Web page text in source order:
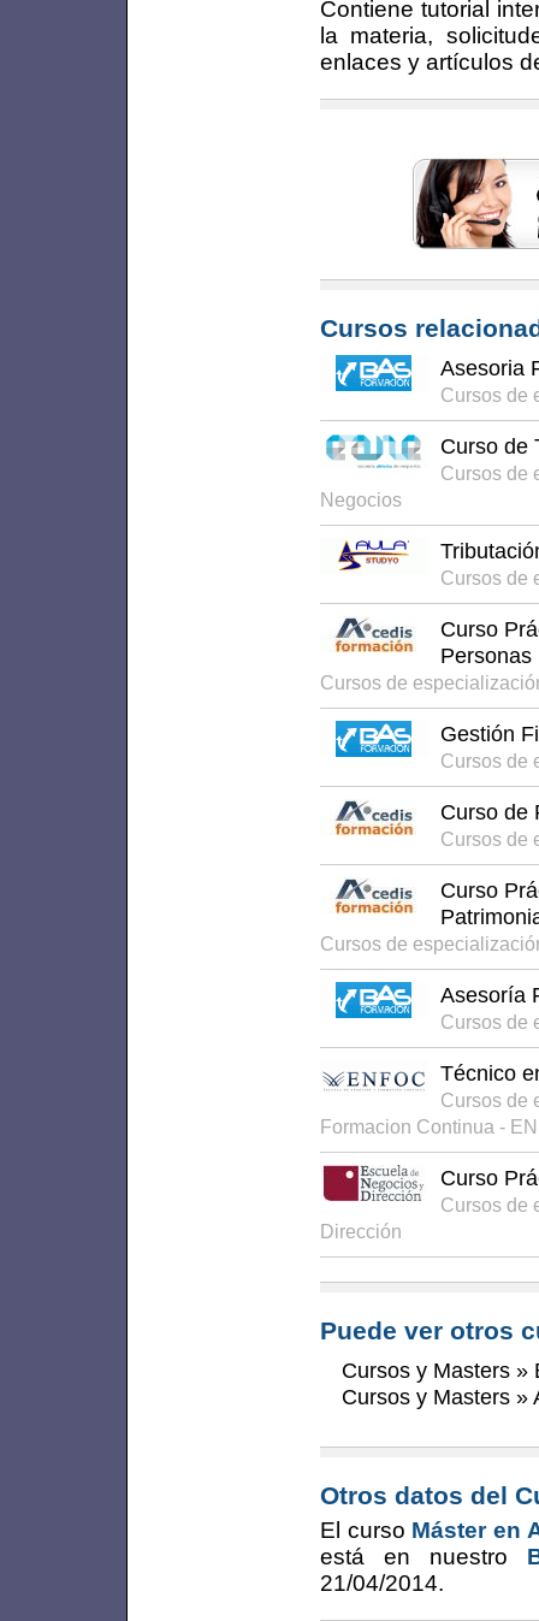
Contiene tutorial
la materia,
enlaces y artículos
Cursos
Asesoria
Cursos de
Curso de
Cursos de
Negocios
Cursos de
Curso
Personas
Cursos de
Gestión
Cursos de
Curso de
Cursos de
Curso
Cursos de
Asesoría
Cursos de
Técnico
Cursos de
Formacion Continua -
Curso
Cursos de
Dirección
Puede ver otros
Cursos y Masters »
Cursos y Masters »
Otros datos del
El curso Máster en
está en nuestro
21/04/2014.